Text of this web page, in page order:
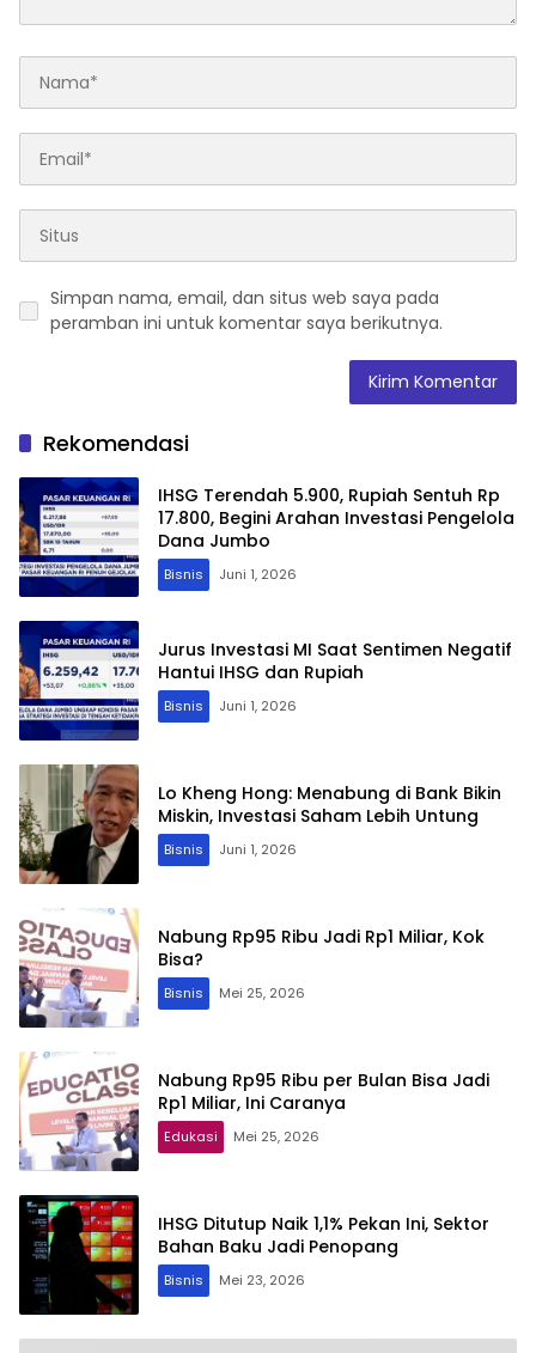
Simpan nama, email, dan situs web saya pada
peramban ini untuk komentar saya berikutnya.
Rekomendasi
IHSG Terendah 5.900, Rupiah Sentuh Rp
17.800, Begini Arahan Investasi Pengelola
Dana Jumbo
Bisnis Juni 1, 2026
Jurus Investasi MI Saat Sentimen Negatif
Hantui IHSG dan Rupiah
Bisnis Juni 1, 2026
Lo Kheng Hong: Menabung di Bank Bikin
Miskin, Investasi Saham Lebih Untung
Bisnis Juni 1, 2026
Nabung Rp95 Ribu Jadi Rp1 Miliar, Kok
Bisa?
Bisnis Mei 25, 2026
Nabung Rp95 Ribu per Bulan Bisa Jadi
Rp1 Miliar, Ini Caranya
Edukasi Mei 25, 2026
IHSG Ditutup Naik 1,1% Pekan Ini, Sektor
Bahan Baku Jadi Penopang
Bisnis Mei 23, 2026